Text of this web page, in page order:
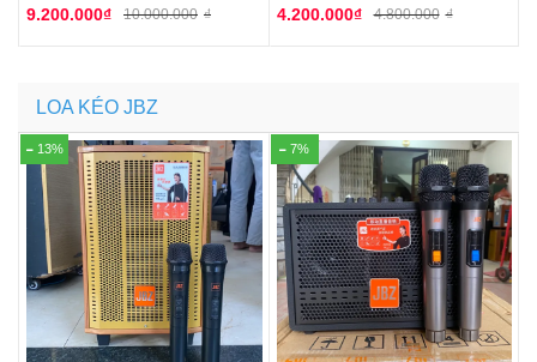
10.000.000 ₫
9.200.000₫ 4.800.000 ₫
4.200.000₫
LOA KÉO JBZ
13% 7%